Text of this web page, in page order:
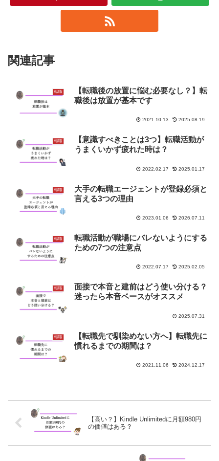
関連記事
転職
【転職後の放置に悩む必要なし？】転
職後は放置が基本です
2021.10.13 2025.08.19
転職
【意識すべきことは3つ】転職活動が
うまくいかず疲れた時は？
2022.02.17 2025.01.17
転職
大手の転職エージェントが登録必須と
言える3つの理由
2023.01.06 2026.07.11
転職
転職活動が職場にバレないようにする
ための7つの注意点
2022.07.17 2025.02.05
転職
面接で本音と建前はどう使い分ける？
迷ったら本音ベースがオススメ
2025.07.31
転職
【転職先で馴染めない方へ】転職先に
慣れるまでの期間は？
2021.11.06 2024.12.17
【高い？】Kindle Unlimitedに月額980円
の価値はある？